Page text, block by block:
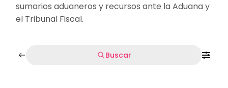
sumarios aduaneros y recursos ante la Aduana y
el Tribunal Fiscal.
Buscar